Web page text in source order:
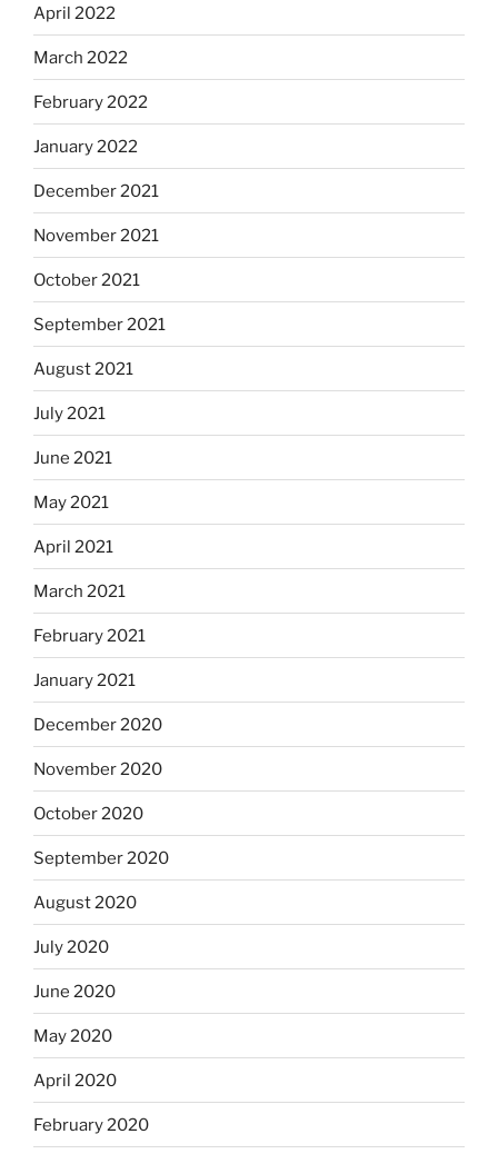
April 2022
March 2022
February 2022
January 2022
December 2021
November 2021
October 2021
September 2021
August 2021
July 2021
June 2021
May 2021
April 2021
March 2021
February 2021
January 2021
December 2020
November 2020
October 2020
September 2020
August 2020
July 2020
June 2020
May 2020
April 2020
February 2020